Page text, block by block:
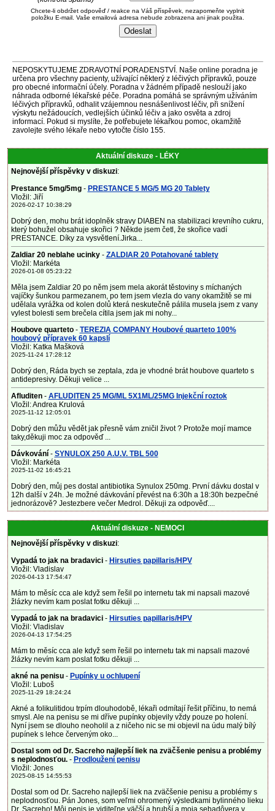
Chcete-li obdržet odpověď / reakce na Váš příspěvek, nezapomeňte vyplnit
položku E-mail. Vaše emailová adresa nebude zobrazena ani jinak použita.
NEPOSKYTUJEME ZDRAVOTNÍ PORADENSTVÍ. Naše online poradna je
určena pro všechny pacienty, užívající některý z léčivých přípravků, pouze
pro obecné informační účely. Poradna v žádném případě neslouží jako
náhrada odborné lékařské péče. Poradna pomáhá se správným užíváním
léčivých přípravků, odhalit vzájemnou nesnášenlivost léčiv, při snížení
výskytu nežádoucích, vedlejších účinků léčiv a jako osvěta a zdroj
informací. Pokud si myslíte, že potřebujete lékařkou pomoc, okamžitě
zavolejte svého lékaře nebo vytočte číslo 155.
Aktuální diskuze - LÉKY
Nejnovější příspěvky v diskuzi:
Prestance 5mg/5mg- PRESTANCE 5 MG/5 MG 20 Tablety
Vložil: Jiří
2026-02-17 10:38:29
Dobrý den, mohu brát idoplněk stravy DIABEN na stabilizaci krevního cukru,
který bohužel obsahuje skořici ? Někde jsem četl, že skořice vadí
PRESTANCE. Díky za vysvětlení.Jirka...
Zaldiar 20 neblahe ucinky- ZALDIAR 20 Potahované tablety
Vložil: Markéta
2026-01-08 05:23:22
Měla jsem Zaldiar 20 po něm jsem mela akorát těstoviny s míchaných
vajíčky šunkou parmezanem, po tem jsem vlezla do vany okamžitě se mi
udělala vyrážka od kolen dolů která neskutečně pálila musela jsem z vany
vylest bolesti sem brečela cítila jsem jak mi nohy...
Houbove quarteto- TEREZIA COMPANY Houbové quarteto 100%
houbový přípravek 60 kapslí
Vložil: Katka Mašková
2025-11-24 17:28:12
Dobrý den, Ráda bych se zeptala, zda je vhodné brát houbove quarteto s
antidepresivy. Děkuji velice ...
Afluditen- AFLUDITEN 25 MG/ML 5X1ML/25MG Injekční roztok
Vložil: Andrea Krulová
2025-11-12 12:05:01
Dobrý den můžu vědět jak přesně vám zničil život ? Protože mojí mamce
taky,děkuji moc za odpověď ...
Dávkování - SYNULOX 250 A.U.V. TBL 500
Vložil: Markéta
2025-11-02 16:45:21
Dobrý den, můj pes dostal antibiotika Synulox 250mg. První dávku dostal v
12h další v 24h. Je možné dávkování převést na 6:30h a 18:30h bezpečné
jednorázově? Jestezbere večer Medrol. Děkuji za odpověď....
Aktuální diskuze - NEMOCI
Nejnovější příspěvky v diskuzi:
Vypadá to jak na bradavici - Hirsuties papillaris/HPV
Vložil: Vladislav
2026-04-13 17:54:47
Mám to měsíc cca ale když sem řešil po internetu tak mi napsali mazové
žlázky nevím kam poslat fotku děkuji ...
Vypadá to jak na bradavici - Hirsuties papillaris/HPV
Vložil: Vladislav
2026-04-13 17:54:25
Mám to měsíc cca ale když sem řešil po internetu tak mi napsali mazové
žlázky nevím kam poslat fotku děkuji ...
akné na penisu- Pupínky u ochlupení
Vložil: Luboš
2025-11-29 18:24:24
Akné a folikulitidou trpím dlouhodobě, lékaři odmítají řešit příčinu, to nemá
smysl. Ale na penisu se mi dříve pupínky objevily vždy pouze po holení.
Nyní jsem se dlouho neoholil a z ničeho nic se mi objevil na údu malý bílý
pupínek s lehce červeným oko...
Dostal som od Dr. Sacreho najlepší liek na zväčšenie penisu a problémy
s neplodnosťou.- Prodloužení penisu
Vložil: Jones
2025-08-15 14:55:53
Dostal som od Dr. Sacreho najlepší liek na zväčšenie penisu a problémy s
neplodnosťou. Pán Jones, som veľmi ohromený výsledkami bylinného lieku
Dr. Sacreho! Môj penis je viditeľne väčší a hrubší a moja sebadôvera v